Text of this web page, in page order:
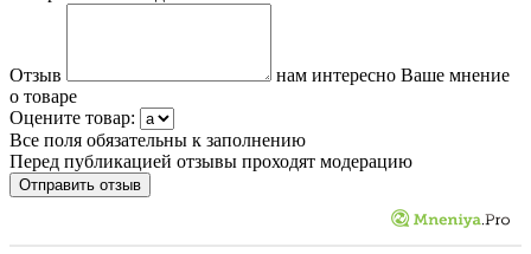
Отзыв
нам интересно Ваше мнение
о товаре
Оцените товар:
Все поля обязательны к заполнению
Перед публикацией отзывы проходят модерацию